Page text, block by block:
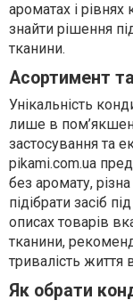
ароматах і
знайти рішення
тканини.
Асортимент
Унікальність
лише в
застосування та
pikami.com.ua
без аромату,
підібрати засіб
описах товарів
тканини,
тривалість життя
Як обрати